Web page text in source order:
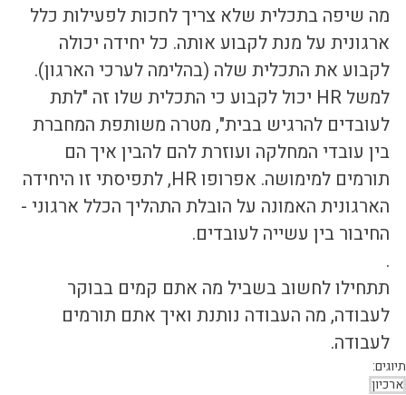
מה שיפה בתכלית שלא צריך לחכות לפעילות כלל
ארגונית על מנת לקבוע אותה. כל יחידה יכולה
לקבוע את התכלית שלה (בהלימה לערכי הארגון).
למשל HR יכול לקבוע כי התכלית שלו זה "לתת
לעובדים להרגיש בבית", מטרה משותפת המחברת
בין עובדי המחלקה ועוזרת להם להבין איך הם
תורמים למימושה. אפרופו HR, לתפיסתי זו היחידה
הארגונית האמונה על הובלת התהליך הכלל ארגוני -
החיבור בין עשייה לעובדים.
.
תתחילו לחשוב בשביל מה אתם קמים בבוקר
לעבודה, מה העבודה נותנת ואיך אתם תורמים
לעבודה.
תיוגים:
ארכיון